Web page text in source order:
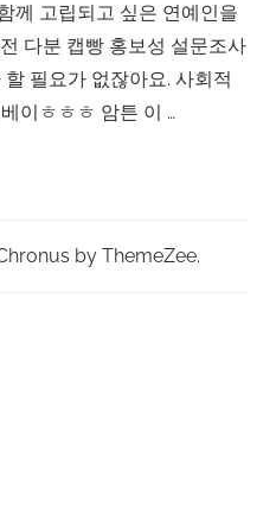
께 고립되고 싶은 연예인을
다분 캡빵 홍보성 설문조사
필요가 없잖아요. 사회적
이ㅎㅎㅎ 암튼 이 …
by ThemeZee.